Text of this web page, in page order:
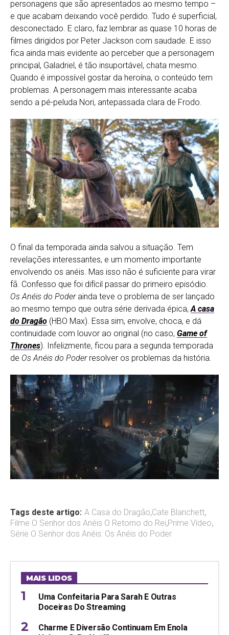
personagens que são apresentados ao mesmo tempo –
e que acabam deixando você perdido. Tudo é superficial,
desconectado. E claro, faz lembrar as quase 10 horas de
filmes dirigidos por Peter Jackson com saudade. E isso
fica ainda mais evidente ao perceber que a personagem
principal, Galadriel, é tão insuportável, chata mesmo.
Quando é impossível gostar da heroína, o conteúdo tem
problemas. A personagem mais interessante acaba
sendo a pé-peluda Nori, antepassada clara de Frodo.
O final da temporada ainda salvou a situação. Tem
revelações interessantes, e um momento importante
envolvendo os anéis. Mas isso não é suficiente para virar
fã. Confesso que foi difícil passar do primeiro episódio.
Os Anéis do Poderainda teve o problema de ser lançado
ao mesmo tempo que outra série derivada épica, A casa
do Dragão (HBO Max). Essa sim, envolve, choca, e dá
continuidade com louvor ao original (no caso, Game of
Thrones). Infelizmente, ficou para a segunda temporada
de Os Anéis do Poderresolver os problemas da história.
Tags deste artigo: A Casa do Dragão,Cate Blanchett,
Filme O Senhor dos Anéis O Retorno do Rei,Prime Vídeo,
Série O Senhor dos Anéis: Os Anéis do Poder
MAIS LIDOS
Uma Confeitaria Para Sarah E Outras
Doceiras Do Streaming
Charme E Diversão Continuam Em Enola